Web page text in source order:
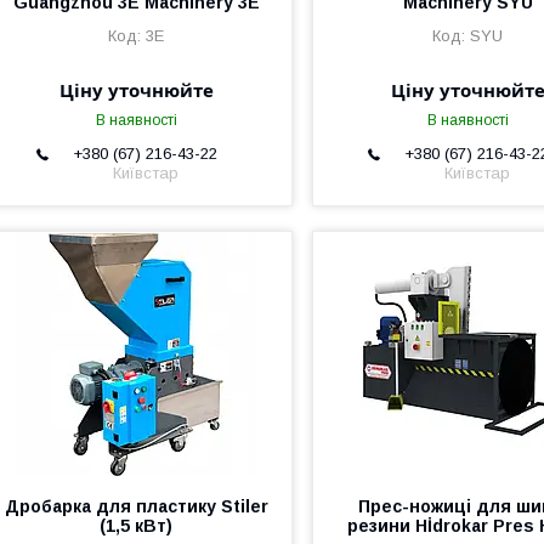
3E
Ціну уточнюйте
В наявності
+380 (67) 216-43-22
Київстар
SYU
Ціну уточнюйте
В наявності
+380 (67) 216-43-
Київстар
Дробарка для пластику Stiler
(1,5 кВт)
Прес-ножиці для
резини Hİdrokar Pres